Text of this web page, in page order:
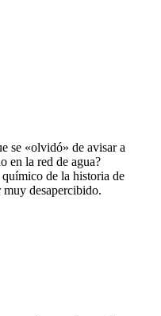
se «olvidó» de avisar a
en la red de agua?
de la historia de
muy desapercibido.